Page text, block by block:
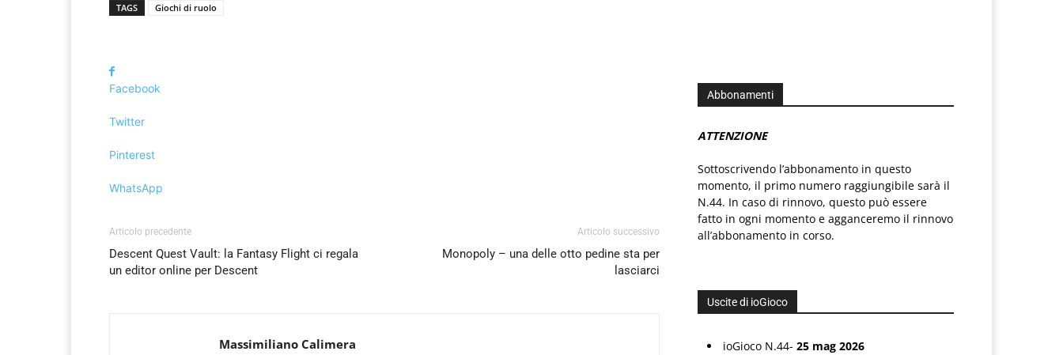
TAGS Giochi di ruolo
Facebook
Twitter
Pinterest
WhatsApp
Articolo precedente
Descent Quest Vault: la Fantasy Flight ci regala
un editor online per Descent
Articolo successivo
Monopoly – una delle otto pedine sta per
lasciarci
Massimiliano Calimera
Abbonamenti
ATTENZIONE
Sottoscrivendo l’abbonamento in questo
momento, il primo numero raggiungibile sarà il
N.44. In caso di rinnovo, questo può essere
fatto in ogni momento e agganceremo il rinnovo
all’abbonamento in corso.
Uscite di ioGioco
ioGioco N.44- 25 mag 2026